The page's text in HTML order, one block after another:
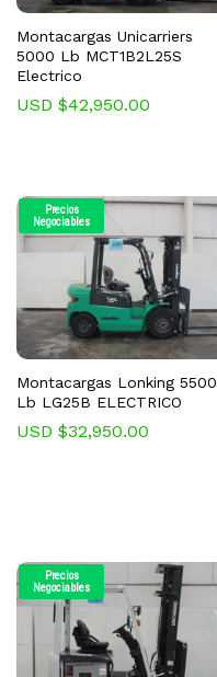
Montacargas Unicarriers
5000 Lb MCT1B2L25S
Electrico
USD $42,950.00
Precios
Negociables
Montacargas Lonking 5500
Lb LG25B ELECTRICO
USD $32,950.00
Precios
Negociables